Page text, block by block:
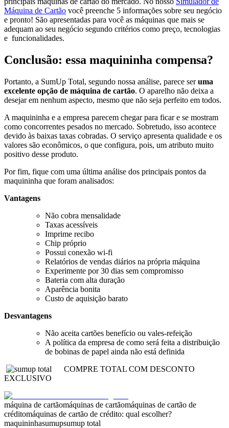
Máquina de Cartão você preenche 5 informações sobre seu negócio
e pronto! São apresentadas para você as máquinas que mais se
adequam ao seu negócio segundo critérios como preço, tecnologias
e funcionalidades.
Conclusão: essa maquininha compensa?
Portanto, a SumUp Total, segundo nossa análise, parece seruma
excelente opção de máquina de cartão. O aparelho não deixa a
desejar em nenhum aspecto, mesmo que não seja perfeito em todos.
A maquininha e a empresa parecem chegar para ficar e se mostram
como concorrentes pesados no mercado. Sobretudo, isso acontece
devido às baixas taxas cobradas. O serviço apresenta qualidade e os
valores são econômicos, o que configura, pois, um atributo muito
positivo desse produto.
Por fim, fique com uma última análise dos principais pontos da
maquininha que foram analisados:
Vantagens
Não cobra mensalidade
Taxas acessíveis
Imprime recibo
Chip próprio
Possui conexão wi-fi
Relatórios de vendas diários na própria máquina
Experimente por 30 dias sem compromisso
Bateria com alta duração
Aparência bonita
Custo de aquisição barato
Desvantagens
Não aceita cartões benefício ou vales-refeição
A política da empresa de como será feita a distribuição
de bobinas de papel ainda não está definida
COMPRE TOTAL COM DESCONTO
EXCLUSIVO
máquina de cartãomáquinas de cartãomáquinas de cartão de
créditomáquinas de cartão de crédito: qual escolher?
maquininhasumupsumup total